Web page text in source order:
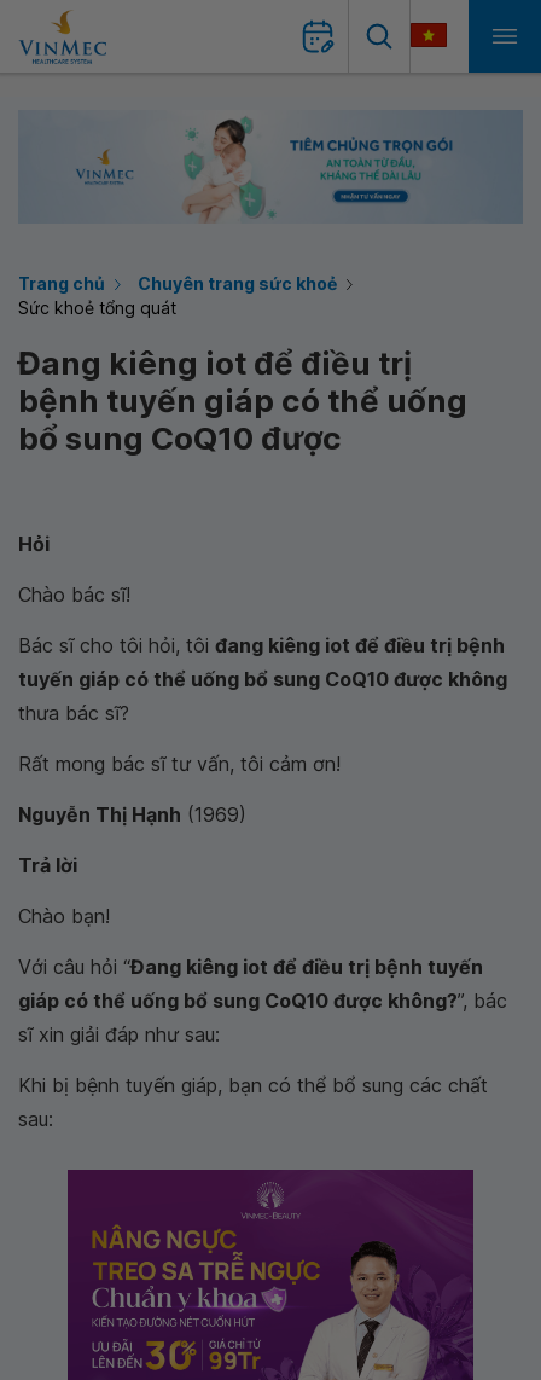
Trang chủ
Chuyên trang sức khoẻ
Sức khoẻ tổng quát
Đang kiêng iot để điều trị
bệnh tuyến giáp có thể uống
bổ sung CoQ10 được
Hỏi
Chào bác sĩ!
Bác sĩ cho tôi hỏi, tôi đang kiêng iot để điều trị bệnh
tuyến giáp có thể uống bổ sung CoQ10 được không
thưa bác sĩ?
Rất mong bác sĩ tư vấn, tôi cảm ơn!
Nguyễn Thị Hạnh (1969)
Trả lời
Chào bạn!
Với câu hỏi “Đang kiêng iot để điều trị bệnh tuyến
giáp có thể uống bổ sung CoQ10 được không?”, bác
sĩ xin giải đáp như sau:
Khi bị bệnh tuyến giáp, bạn có thể bổ sung các chất
sau: